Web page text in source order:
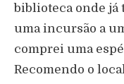
biblioteca onde já
uma incursão a
comprei uma
Recomendo o